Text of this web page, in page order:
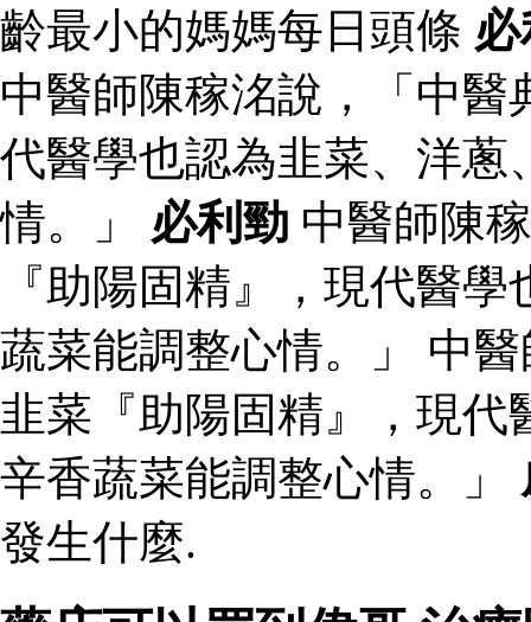
齡最小的媽媽每日頭條
中醫師陳稼洺說，「中
代醫學也認為韭菜、洋蔥
情。」 必利勁 中醫師陳
『助陽固精』，現代醫
蔬菜能調整心情。」 中
韭菜『助陽固精』，現代
辛香蔬菜能調整心情。」
發生什麼.